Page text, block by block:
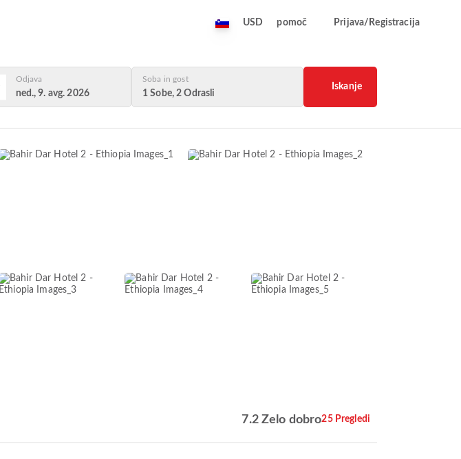
USD pomoč Prijava/Registracija
Odjava
ned., 9. avg. 2026
Soba in gost
1 Sobe, 2 Odrasli
Iskanje
7.2 Zelo dobro25 Pregledi